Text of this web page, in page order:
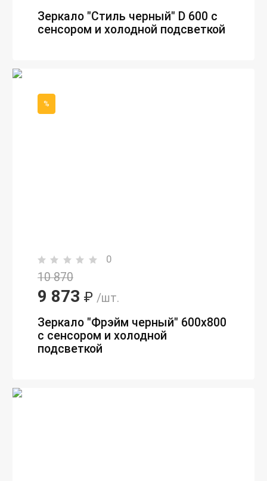
Зеркало "Стиль черный" D 600 с
сенсором и холодной подсветкой
%
0
10 870
9 873 ₽ /шт.
Зеркало "Фрэйм черный" 600х800
с сенсором и холодной
подсветкой